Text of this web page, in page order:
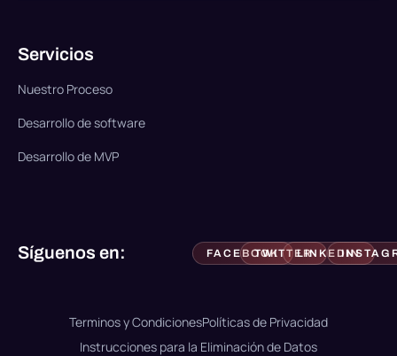
Servicios
Nuestro Proceso
Desarrollo de software
Desarrollo de MVP
Síguenos en: FACEBOOKTWITTERLINKEDIN
Terminos y CondicionesPolíticas de Privacidad
Instrucciones para la Eliminación de Datos